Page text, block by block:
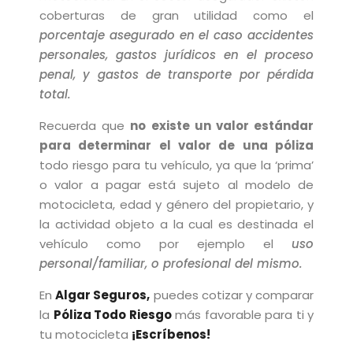
coberturas de gran utilidad como el
porcentaje asegurado en el caso accidentes
personales, gastos jurídicos en el proceso
penal, y gastos de transporte por pérdida
total.
Recuerda que no existe un valor estándar
para determinar el valor de una póliza
todo riesgo para tu vehículo, ya que la ‘prima’
o valor a pagar está sujeto al modelo de
motocicleta, edad y género del propietario, y
la actividad objeto a la cual es destinada el
vehículo como por ejemplo el uso
personal/familiar, o profesional del mismo.
EnAlgar Seguros, puedes cotizar y comparar
la Póliza Todo Riesgomás favorable para ti y
tu motocicleta ¡Escríbenos!